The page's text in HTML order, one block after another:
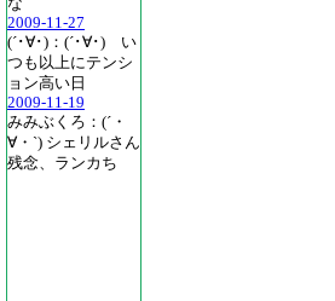
な
2009-11-27
(´･∀･)：(´･∀･) い
つも以上にテンシ
ョン高い日
2009-11-19
みみぶくろ：(´・
∀・`) シェリルさん
残念、ランカち